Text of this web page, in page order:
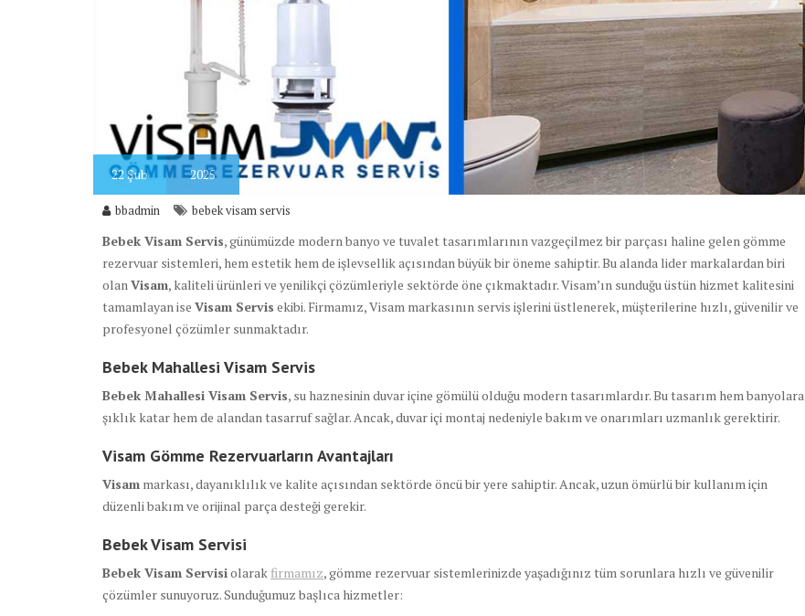
22Şub 2025
bbadmin bebek visam servis
Bebek Visam Servis, günümüzde modern banyo ve tuvalet tasarımlarının vazgeçilmez bir parçası haline gelen gömme
rezervuar sistemleri, hem estetik hem de işlevsellik açısından büyük bir öneme sahiptir. Bu alanda lider markalardan biri
olanVisam, kaliteli ürünleri ve yenilikçi çözümleriyle sektörde öne çıkmaktadır. Visam’ın sunduğu üstün hizmet kalitesini
tamamlayan ise Visam Servis ekibi. Firmamız, Visam markasının servis işlerini üstlenerek, müşterilerine hızlı, güvenilir ve
profesyonel çözümler sunmaktadır.
Bebek Mahallesi Visam Servis
Bebek Mahallesi Visam Servis, su haznesinin duvar içine gömülü olduğu modern tasarımlardır. Bu tasarım hem banyolara
şıklık katar hem de alandan tasarruf sağlar. Ancak, duvar içi montaj nedeniyle bakım ve onarımları uzmanlık gerektirir.
Visam Gömme Rezervuarların Avantajları
Visam markası, dayanıklılık ve kalite açısından sektörde öncü bir yere sahiptir. Ancak, uzun ömürlü bir kullanım için
düzenli bakım ve orijinal parça desteği gerekir.
Bebek Visam Servisi
Bebek Visam Servisiolarak firmamız, gömme rezervuar sistemlerinizde yaşadığınız tüm sorunlara hızlı ve güvenilir
çözümler sunuyoruz. Sunduğumuz başlıca hizmetler: